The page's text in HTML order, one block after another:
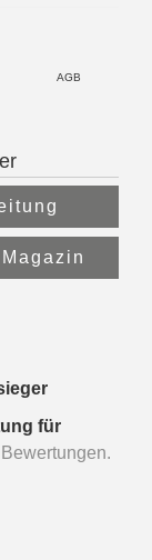
AGB
für
Bewertungen.